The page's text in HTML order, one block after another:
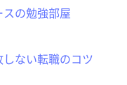
スの勉強部屋
しない転職のコツ